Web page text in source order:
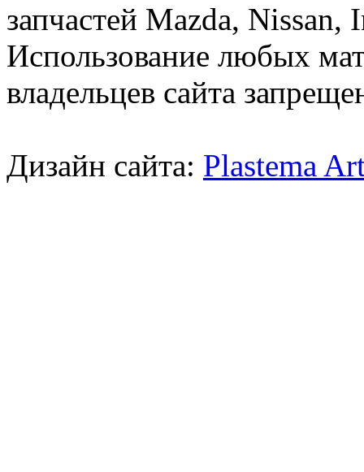
запчастей Mazda,
Использование любых
владельцев сайта
Дизайн сайта: Plastema